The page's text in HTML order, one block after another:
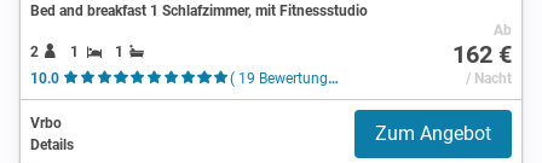
Bed and breakfast 1 Schlafzimmer, mit Fitnessstudio
2 1
1
10.0
( 19 Bewertungen )
Ab
162 €
/ Nacht
Vrbo
Details
Zum Angebot